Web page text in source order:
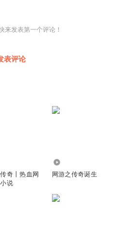
来发表第一个评论！
表评论
奇丨热血网
说
网游之传奇诞生